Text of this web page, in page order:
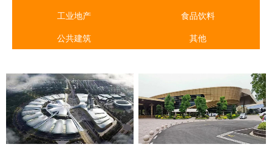
关于我们
产品中心
案例展示
工业地产
食品饮料
公共建筑
其他